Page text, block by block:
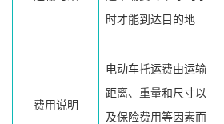
时才能到达目的地
费用说明
电动车托运费由运输
距离、重量和尺寸以
及保险费用等因素而